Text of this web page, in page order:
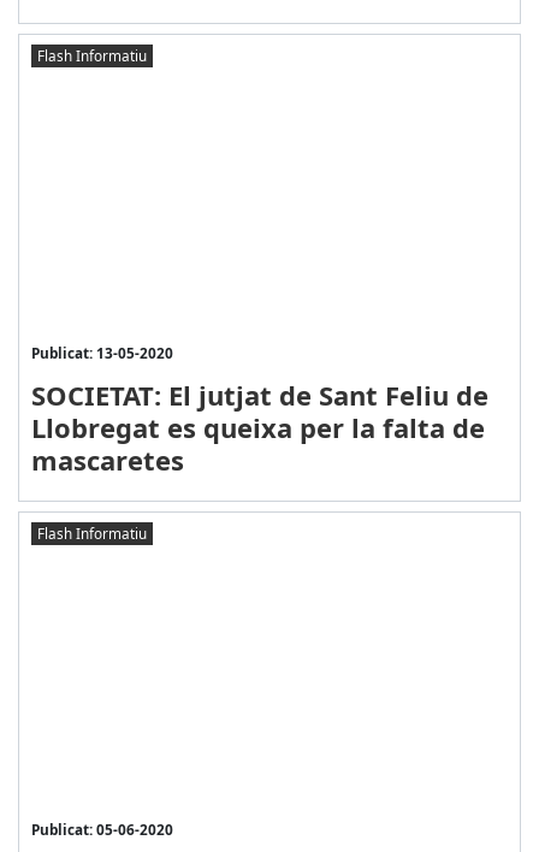
Flash Informatiu
Publicat: 13-05-2020
SOCIETAT: El jutjat de Sant Feliu de
Llobregat es queixa per la falta de
mascaretes
Flash Informatiu
Publicat: 05-06-2020